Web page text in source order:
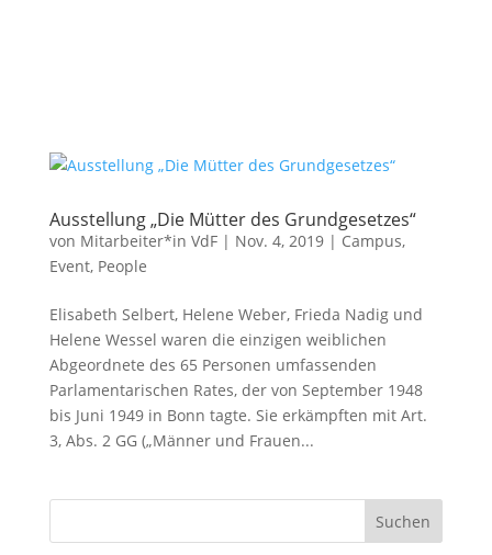
Ausstellung „Die Mütter des Grundgesetzes“
von Mitarbeiter*in VdF| Nov. 4, 2019| Campus,
Event, People
Elisabeth Selbert, Helene Weber, Frieda Nadig und
Helene Wessel waren die einzigen weiblichen
Abgeordnete des 65 Personen umfassenden
Parlamentarischen Rates, der von September 1948
bis Juni 1949 in Bonn tagte. Sie erkämpften mit Art.
3, Abs. 2 GG („Männer und Frauen...
Suchen